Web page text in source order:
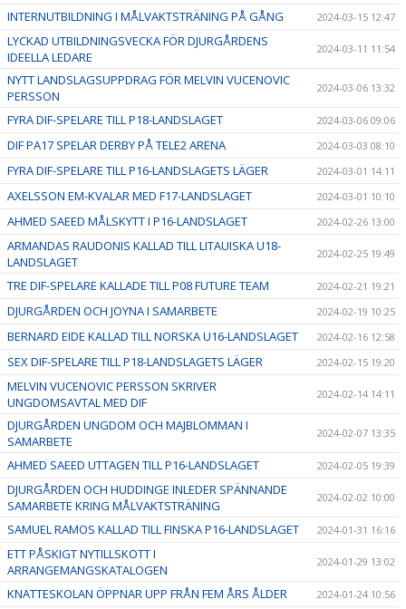
INTERNUTBILDNING I MÅLVAKTSTRÄNING PÅ GÅNG 2024-03-15 12:47
LYCKAD UTBILDNINGSVECKA FÖR DJURGÅRDENS
IDEELLA LEDARE
2024-03-11 11:54
NYTT LANDSLAGSUPPDRAG FÖR MELVIN VUCENOVIC
PERSSON
2024-03-06 13:32
FYRA DIF-SPELARE TILL P18-LANDSLAGET 2024-03-06 09:06
DIF PA17 SPELAR DERBY PÅ TELE2 ARENA 2024-03-03 08:10
FYRA DIF-SPELARE TILL P16-LANDSLAGETS LÄGER 2024-03-01 14:11
AXELSSON EM-KVALAR MED F17-LANDSLAGET 2024-03-01 10:10
AHMED SAEED MÅLSKYTT I P16-LANDSLAGET 2024-02-26 13:00
ARMANDAS RAUDONIS KALLAD TILL LITAUISKA U18-
LANDSLAGET
2024-02-25 19:49
TRE DIF-SPELARE KALLADE TILL P08 FUTURE TEAM 2024-02-21 19:21
DJURGÅRDEN OCH JOYNA I SAMARBETE 2024-02-19 10:25
BERNARD EIDE KALLAD TILL NORSKA U16-LANDSLAGET 2024-02-16 12:58
SEX DIF-SPELARE TILL P18-LANDSLAGETS LÄGER 2024-02-15 19:20
MELVIN VUCENOVIC PERSSON SKRIVER
UNGDOMSAVTAL MED DIF
2024-02-14 14:11
DJURGÅRDEN UNGDOM OCH MAJBLOMMAN I
SAMARBETE
2024-02-07 13:35
AHMED SAEED UTTAGEN TILL P16-LANDSLAGET 2024-02-05 19:39
DJURGÅRDEN OCH HUDDINGE INLEDER SPÄNNANDE
SAMARBETE KRING MÅLVAKTSTRÄNING
2024-02-02 10:00
SAMUEL RAMOS KALLAD TILL FINSKA P16-LANDSLAGET 2024-01-31 16:16
ETT PÅSKIGT NYTILLSKOTT I
ARRANGEMANGSKATALOGEN
2024-01-29 13:02
KNATTESKOLAN ÖPPNAR UPP FRÅN FEM ÅRS ÅLDER 2024-01-24 10:56